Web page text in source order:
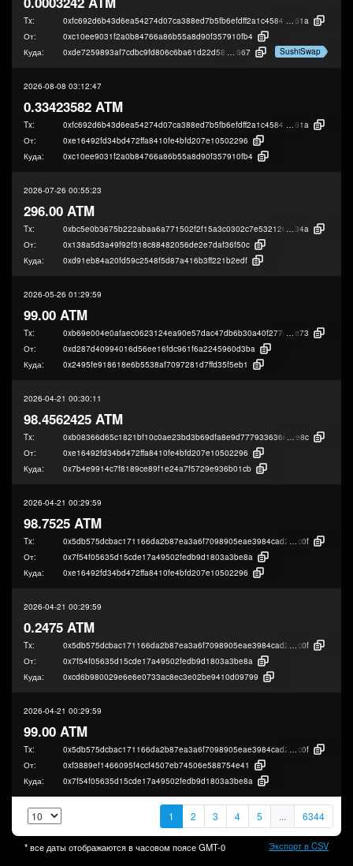
Tx: 0xfc692d6b43d6ea54274d07ca388ed7b5fb6efdff2a1c4584d7d46500f6fd8
61a
От:
0xc10ee9031f2a0b84766a86b55a8d90f357910fb4
Куда:
0xde7259893af7cdbc9fd806c6ba61d22d581d5667 SushiSwap
2026-08-08 03:12:47
0.33423582 ATM
Tx: 0xfc692d6b43d6ea54274d07ca388ed7b5fb6efdff2a1c4584d7d46500f6fd8
61a
От:
0xe16492fd34bd472ffa8410fe4bfd207e10502296
Куда:
0xc10ee9031f2a0b84766a86b55a8d90f357910fb4
2026-07-26 00:55:23
296.00 ATM
Tx: 0xbc5e0b3675b222abaa6a771502f2f15a3c0302c7e532126df6988b68b5619
34a
От:
0x138a5d3a49f92f318c88482056de2e7daf36f50c
Куда:
0xd91eb84a20fd59c2548f5d87a416b3ff221b2edf
2026-05-26 01:29:59
99.00 ATM
Tx: 0xb69e004e0afaec0623124ea90e57dac47db6b30a40f277e27192c8dcaf4ac
e73
От:
0xd287d40994016d56ee16fdc961f6a2245960d3ba
Куда:
0x2495fe918618e6b5538af7097281d7ffd35f5eb1
2026-04-21 00:30:11
98.4562425 ATM
Tx: 0xb08366d65c1821bf10c0ae23bd3b69dfa8e9d77793363661e43b7f2d08446
e8c
От:
0xe16492fd34bd472ffa8410fe4bfd207e10502296
Куда:
0x7b4e9914c7f8189ce89f1e24a7f5729e936b01cb
2026-04-21 00:29:59
98.7525 ATM
Tx: 0x5db575dcbac171166da2b87ea3a6f7098905eae3984cad2fabb78c1fe8678
c0f
От:
0x7f54f05635d15cde17a49502fedb9d1803a3be8a
Куда:
0xe16492fd34bd472ffa8410fe4bfd207e10502296
2026-04-21 00:29:59
0.2475 ATM
Tx: 0x5db575dcbac171166da2b87ea3a6f7098905eae3984cad2fabb78c1fe8678
c0f
От:
0x7f54f05635d15cde17a49502fedb9d1803a3be8a
Куда:
0xcd6b980029e6e6e0733ac8ec3e02be9410d09799
2026-04-21 00:29:59
99.00 ATM
Tx: 0x5db575dcbac171166da2b87ea3a6f7098905eae3984cad2fabb78c1fe8678
c0f
От:
0xf3889ef1466095f4ccf4507eb74506e588754e41
Куда:
0x7f54f05635d15cde17a49502fedb9d1803a3be8a
1 2 3 4 5 ... 6344
* все даты отображаются в часовом поясеGMT-0 Экспорт в CSV